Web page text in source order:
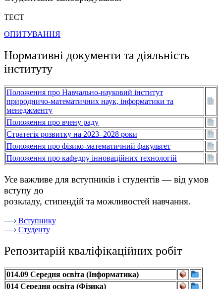
ТЕСТ
ОПИТУВАННЯ
Нормативні документи та діяльність
інституту
Положення про Навчально-науковий інститут
природничо-математичних наук, інформатики та
менеджменту
Положення про вчену раду
Стратегія розвитку на 2023–2028 роки
Положення про фізико-математичний факультет
Положення про кафедру інноваційних технологій
Усе важливе для вступників і студентів — від умов
вступу до
розкладу, стипендій та можливостей навчання.
Вступнику
Студенту
Репозитарій кваліфікаційних робіт
014.09 Середня освіта (Інформатика)
014 Середня освіта (Фізика)